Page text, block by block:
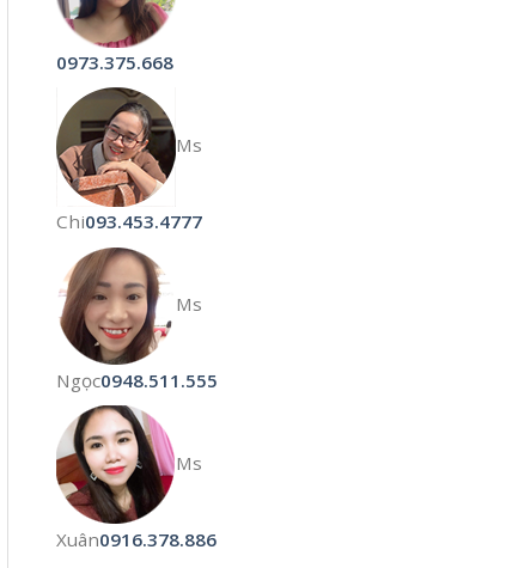
0973.375.668
Ms
Chi093.453.4777
Ms
Ngọc0948.511.555
Ms
Xuân0916.378.886